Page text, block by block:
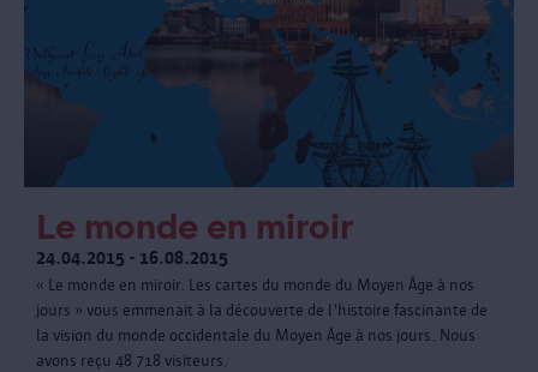
Le monde en miroir
24.04.2015 - 16.08.2015
« Le monde en miroir. Les cartes du monde du Moyen Âge à nos
jours » vous emmenait à la découverte de l'histoire fascinante de
la vision du monde occidentale du Moyen Âge à nos jours. Nous
avons reçu 48 718 visiteurs.